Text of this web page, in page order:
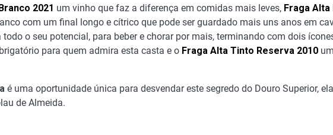
2021 um vinho que faz a diferença em comidas mais leves, Fraga Alta
com um final longo e cítrico que pode ser guardado mais uns anos em
o seu potencial, para beber e chorar por mais, terminando com dois
para quem admira esta casta e o Fraga Alta Tinto Reserva 2010
é uma oportunidade única para desvendar este segredo do Douro Superior,
de Almeida.